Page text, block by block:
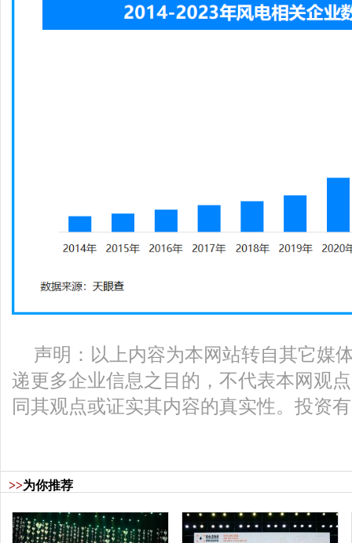
声明：以上内容为本网站转自其它媒
递更多企业信息之目的，不代表本网观
同其观点或证实其内容的真实性。投资
>>为你推荐